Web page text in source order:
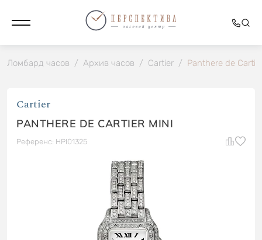
Ломбард часов / Архив часов / Cartier / Panthere de
Cartier
PANTHERE DE CARTIER MINI
Референс: HPI01325